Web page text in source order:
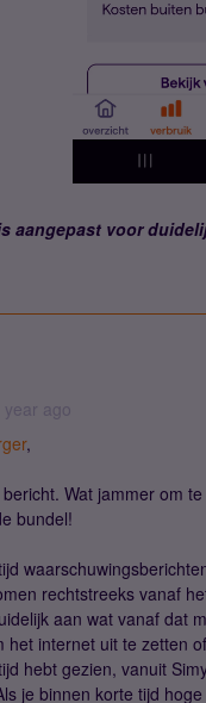
aangepast voor
ago
,
Wat jammer om
bundel!
rechtstreeks vanaf
aan wat vanaf dat
het internet uit te zetten
hebt gezien, vanuit
je binnen korte tijd